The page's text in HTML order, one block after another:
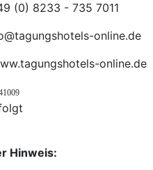
(0) 8233 - 735 7011
online.de
online.de
Hinweis: